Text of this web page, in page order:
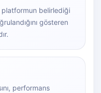
platformun belirlediği
gösteren
performans